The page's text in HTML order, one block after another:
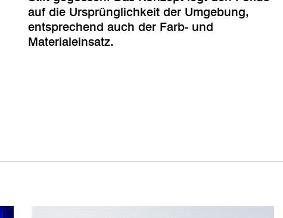
auf die Ursprünglichkeit der Umgebung,
entsprechend auch der Farb- und
Materialeinsatz.